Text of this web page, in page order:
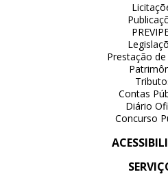
Prestação
Contas
Diário
Concurso